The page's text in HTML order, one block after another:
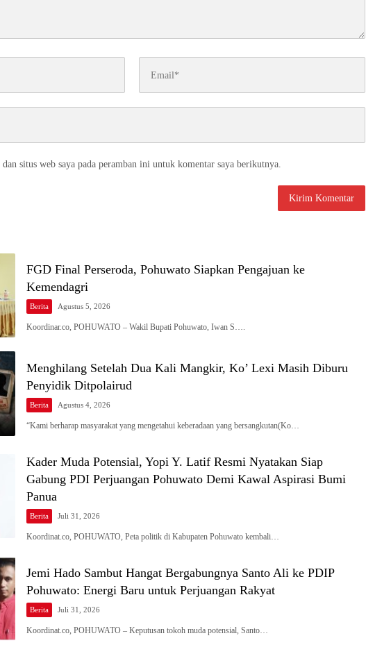
situs web saya pada peramban ini untuk komentar saya berikutnya.
FGD Final Perseroda, Pohuwato Siapkan Pengajuan ke
Kemendagri
Berita Agustus 5, 2026
Koordinar.co, POHUWATO – Wakil Bupati Pohuwato, Iwan S….
Menghilang Setelah Dua Kali Mangkir, Ko’ Lexi Masih Diburu
Penyidik Ditpolairud
Berita Agustus 4, 2026
“Kami berharap masyarakat yang mengetahui keberadaan yang bersangkutan(Ko…
Kader Muda Potensial, Yopi Y. Latif Resmi Nyatakan Siap
Gabung PDI Perjuangan Pohuwato Demi Kawal Aspirasi Bumi
Panua
Berita Juli 31, 2026
Koordinat.co, POHUWATO, Peta politik di Kabupaten Pohuwato kembali…
Jemi Hado Sambut Hangat Bergabungnya Santo Ali ke PDIP
Pohuwato: Energi Baru untuk Perjuangan Rakyat
Berita Juli 31, 2026
Koordinat.co, POHUWATO – Keputusan tokoh muda potensial, Santo…